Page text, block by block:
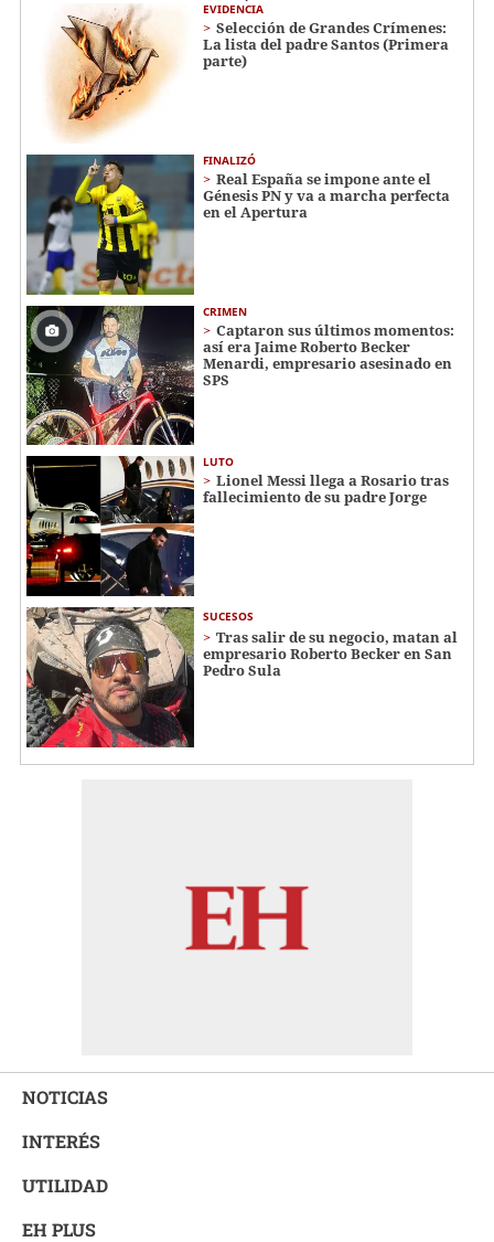
EVIDENCIA
Selección de Grandes Crímenes:
La lista del padre Santos (Primera
parte)
FINALIZÓ
Real España se impone ante el
Génesis PN y va a marcha perfecta
en el Apertura
CRIMEN
Captaron sus últimos momentos:
así era Jaime Roberto Becker
Menardi​​​, empresario asesinado en
SPS
LUTO
Lionel Messi llega a Rosario tras
fallecimiento de su padre Jorge
SUCESOS
Tras salir de su negocio, matan al
empresario Roberto Becker en San
Pedro Sula
NOTICIAS
INTERÉS
UTILIDAD
EH PLUS